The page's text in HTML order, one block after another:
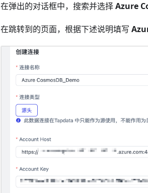
在弹出的对话框中，搜索并选择Azure
在跳转到的页面，根据下述说明填写